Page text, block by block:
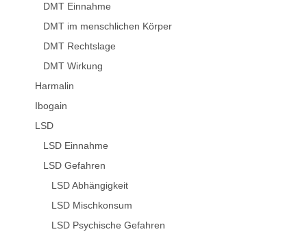
DMT Einnahme
DMT im menschlichen Körper
DMT Rechtslage
DMT Wirkung
Harmalin
Ibogain
LSD
LSD Einnahme
LSD Gefahren
LSD Abhängigkeit
LSD Mischkonsum
LSD Psychische Gefahren